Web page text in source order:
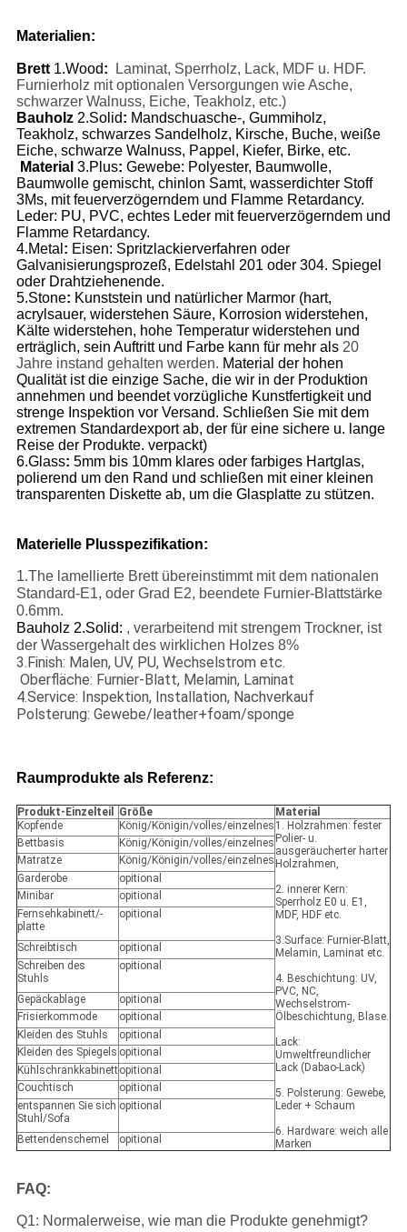
Materialien:
Brett1.Wood:
Laminat, Sperrholz, Lack, MDF u. HDF.
Furnierholz mit optionalen Versorgungen wie Asche,
schwarzer Walnuss, Eiche, Teakholz, etc.)
Bauholz2.Solid: Mandschuasche-, Gummiholz,
Teakholz, schwarzes Sandelholz, Kirsche, Buche, weiße
Eiche, schwarze Walnuss, Pappel, Kiefer, Birke, etc.
Material 3.Plus: Gewebe: Polyester, Baumwolle,
Baumwolle gemischt, chinlon Samt, wasserdichter Stoff
3Ms, mit feuerverzögerndem und Flamme Retardancy.
Leder: PU, PVC, echtes Leder mit feuerverzögerndem und
Flamme Retardancy.
4.Metal : Eisen: Spritzlackierverfahren oder
Galvanisierungsprozeß, Edelstahl 201 oder 304. Spiegel
oder Drahtziehenende.
5.Stone: Kunststein und natürlicher Marmor (hart,
acrylsauer, widerstehen Säure, Korrosion widerstehen,
Kälte widerstehen, hohe Temperatur widerstehen und
erträglich, sein Auftritt und Farbe kann für mehr als20
Jahre instand gehalten werden. Material der hohen
Qualität ist die einzige Sache, die wir in der Produktion
annehmen und beendet vorzügliche Kunstfertigkeit und
strenge Inspektion vor Versand. Schließen Sie mit dem
extremen Standardexport ab, der für eine sichere u. lange
Reise der Produkte. verpackt)
6.Glass: 5mm bis 10mm klares oder farbiges Hartglas,
polierend um den Rand und schließen mit einer kleinen
transparenten Diskette ab, um die Glasplatte zu stützen.
Materielle Plusspezifikation:
1.The lamellierte Brett übereinstimmt mit dem nationalen
Standard-E1, oder Grad E2, beendete Furnier-Blattstärke
0.6mm.
Bauholz 2.Solid: , verarbeitend mit strengem Trockner, ist
der Wassergehalt des wirklichen Holzes 8%
3.Finish: Malen, UV, PU, Wechselstrom etc.
Oberfläche: Furnier-Blatt, Melamin, Laminat
4.Service: Inspektion, Installation, Nachverkauf
Polsterung: Gewebe/leather+foam/sponge
Raumprodukte als Referenz:
Produkt-Einzelteil Größe
Material
Kopfende
König/Königin/volles/einzelnes 1. Holzrahmen: fester
Polier- u.
ausgeräucherter harter
Holzrahmen,
2. innerer Kern:
Sperrholz E0 u. E1,
MDF, HDF etc.
3.Surface: Furnier-Blatt,
Melamin, Laminat etc.
4. Beschichtung: UV,
PVC, NC,
Wechselstrom-
Ölbeschichtung, Blase.
Lack:
Umweltfreundlicher
Lack (Dabao-Lack)
5. Polsterung: Gewebe,
Leder + Schaum
6. Hardware: weich alle
Marken
Bettbasis
König/Königin/volles/einzelnes
Matratze
König/Königin/volles/einzelnes
Garderobe
opitional
Minibar
opitional
Fernsehkabinett/-
platte
opitional
Schreibtisch
opitional
Schreiben des
Stuhls
opitional
Gepäckablage
opitional
Frisierkommode
opitional
Kleiden des Stuhls
opitional
Kleiden des Spiegels opitional
Kühlschrankkabinettopitional
Couchtisch
opitional
entspannen Sie sich
Stuhl/Sofa
opitional
Bettendenschemel opitional
FAQ:
Q1: Normalerweise, wie man die Produkte genehmigt?